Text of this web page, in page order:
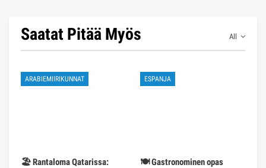
All
Saatat Pitää Myös
ARABIEMIIRIKUNNAT
🏖️ Rantaloma Qatarissa:
ESPANJA
🍽️ Gastronominen opas